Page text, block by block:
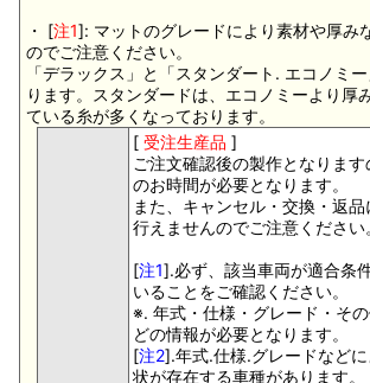
・ [注1]: マットのグレードにより素材や厚み
のでご注意ください。
「デラックス」と「スタンダート. エコノミ
ります。スタンダードは、エコノミーより厚
ている糸が多くなっております。
[ 受注生産品 ]
ご注文確認後の製作となりま
のお時間が必要となります。
また、キャンセル・交換・返
行えませんのでご注意ください。
[注1].必ず、該当車両が適合条
いることをご確認ください。
※. 年式・仕様・グレード・そ
どの情報が必要となります。
[注2].年式.仕様.グレードなど
状が存在する車種があります。